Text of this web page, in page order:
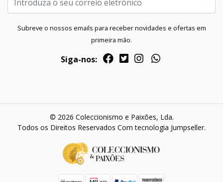
Subreve o nossos emails para receber novidades e ofertas em
primeira mão.
Siga-nos:
© 2026 Coleccionismo e Paixões, Lda.
Todos os Direitos Reservados Com tecnologia Jumpseller.